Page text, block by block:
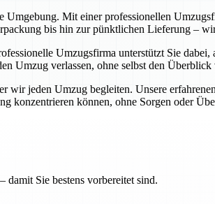
Mit einer professionellen
bis hin zur pünktlichen Lieferung –
Umzugsfirma unterstützt Sie
Umzug verlassen, ohne selbst den Überblick
wir jeden Umzug begleiten. Unsere
konzentrieren können, ohne Sorgen oder
Sie bestens vorbereitet sind.